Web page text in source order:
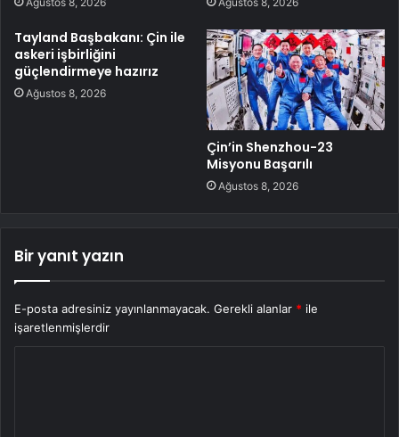
Tayland Başbakanı: Çin ile
askeri işbirliğini
güçlendirmeye hazırız
Ağustos 8, 2026
Çin’in Shenzhou-23
Misyonu Başarılı
Ağustos 8, 2026
Bir yanıt yazın
E-posta adresiniz yayınlanmayacak. Gerekli alanlar * ile
işaretlenmişlerdir